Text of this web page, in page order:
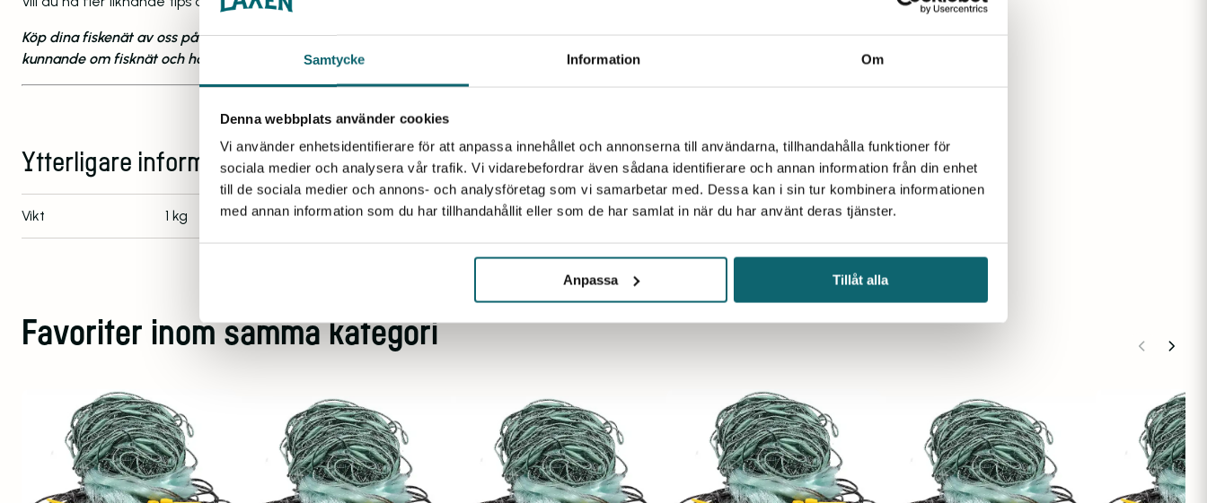
Samtycke Information Om
Denna webbplats använder cookies
Vi använder enhetsidentifierare för att anpassa innehållet och annonserna till användarna, tillhandahålla funktioner för
sociala medier och analysera vår trafik. Vi vidarebefordrar även sådana identifierare och annan information från din enhet
till de sociala medier och annons- och analysföretag som vi samarbetar med. Dessa kan i sin tur kombinera informationen
med annan information som du har tillhandahållit eller som de har samlat in när du har använt deras tjänster.
Anpassa Tillåt alla
Köp dina fiskenät av oss på Laxen Specialnät: Med över 70 års erfarenhet av fisknät har vi ett mycket stort
kunnande om fisknät och här hittar du Sveriges bästa fisknät i tusental som kan levereras omgående till dig.
Ytterligare information
Vikt 1 kg
Favoriter inom samma kategori